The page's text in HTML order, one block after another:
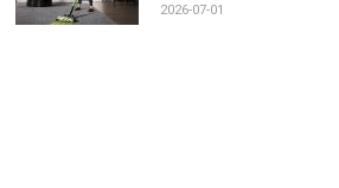
2026-07-01